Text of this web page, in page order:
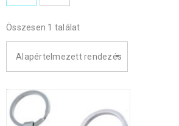
Összesen 1 találat
Alapértelmezett rendezés